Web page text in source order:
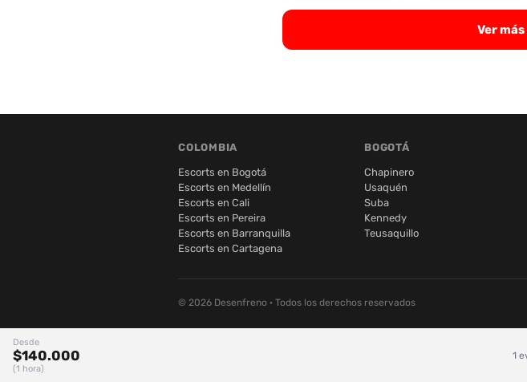
Ver
Desde
$140.000
(1 hora)
1
COLOMBIA
Escorts en Bogotá
Escorts en Medellín
Escorts en Cali
Escorts en Pereira
Escorts en Barranquilla
Escorts en Cartagena
BOGOTÁ
Chapinero
Usaquén
Suba
Kennedy
Teusaquillo
© 2026 Desenfreno · Todos los derechos reservados